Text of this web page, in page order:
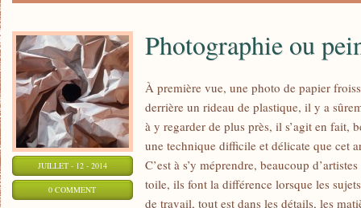
JUILLET - 12 - 2014
0 COMMENT
Photographie ou
À première vue, une photo de papier
derrière un rideau de plastique, il y a
à y regarder de plus près, il s’agit en fait,
une technique difficile et délicate que cet
C’est à s’y méprendre, beaucoup
toile, ils font la différence lorsque les
de travail, tout est dans les détails, les